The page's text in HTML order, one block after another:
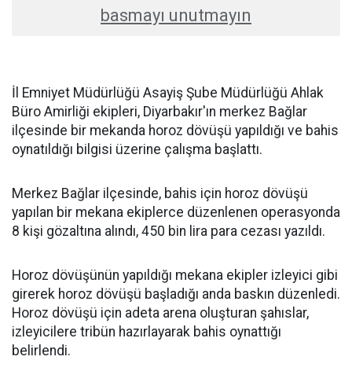
basmayı unutmayın
İl Emniyet Müdürlüğü Asayiş Şube Müdürlüğü Ahlak
Büro Amirliği ekipleri, Diyarbakır'ın merkez Bağlar
ilçesinde bir mekanda horoz dövüşü yapıldığı ve bahis
oynatıldığı bilgisi üzerine çalışma başlattı.
Merkez Bağlar ilçesinde, bahis için horoz dövüşü
yapılan bir mekana ekiplerce düzenlenen operasyonda
8 kişi gözaltına alındı, 450 bin lira para cezası yazıldı.
Horoz dövüşünün yapıldığı mekana ekipler izleyici gibi
girerek horoz dövüşü başladığı anda baskın düzenledi.
Horoz dövüşü için adeta arena oluşturan şahıslar,
izleyicilere tribün hazırlayarak bahis oynattığı
belirlendi.